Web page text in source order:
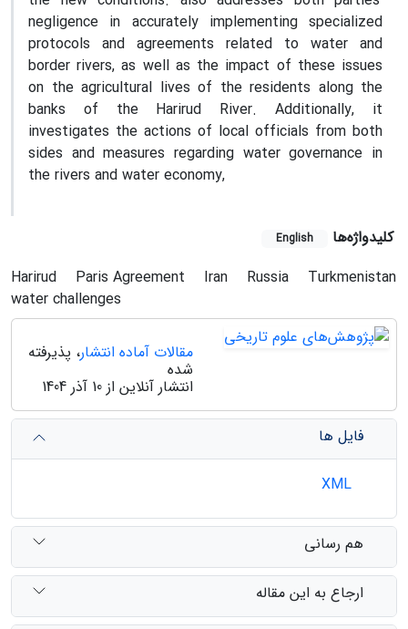
negligence in accurately implementing specialized
protocols and agreements related to water and
border rivers, as well as the impact of these issues
on the agricultural lives of the residents along the
banks of the Harirud River. Additionally, it
investigates the actions of local officials from both
sides and measures regarding water governance in
the rivers and water economy,
کلیدواژه‌ها English
Harirud Paris Agreement Iran Russia
Turkmenistan
water challenges
مقالات آماده انتشار، پذیرفته
شده
انتشار آنلاین از 10 آذر 1404
فایل ها
هم رسانی
ارجاع به این مقاله